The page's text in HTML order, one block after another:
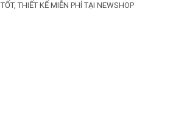
TỐT, THIẾT KẾ MIỄN PHÍ TẠI NEWSHOP